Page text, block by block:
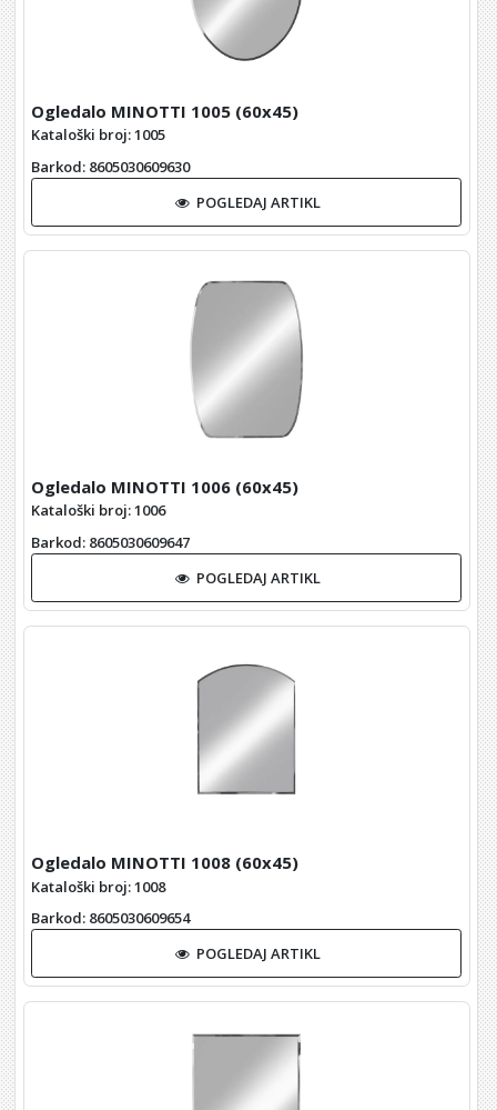
Ogledalo MINOTTI 1005 (60x45)
Kataloški broj: 1005
Barkod: 8605030609630
POGLEDAJ ARTIKL
Ogledalo MINOTTI 1006 (60x45)
Kataloški broj: 1006
Barkod: 8605030609647
POGLEDAJ ARTIKL
Ogledalo MINOTTI 1008 (60x45)
Kataloški broj: 1008
Barkod: 8605030609654
POGLEDAJ ARTIKL